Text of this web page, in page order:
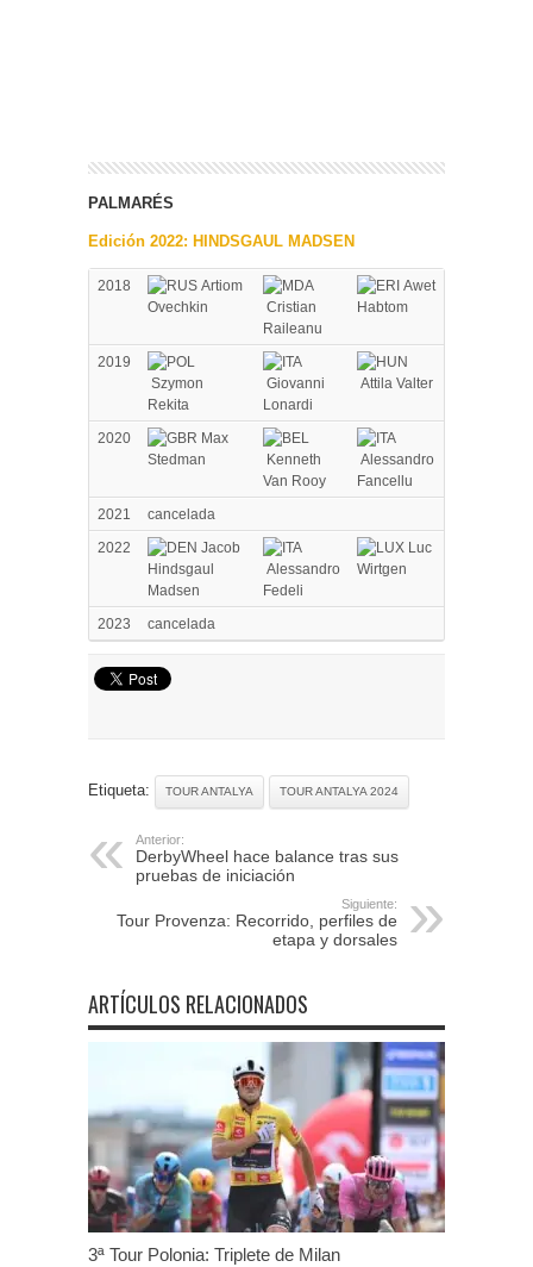
PALMARÉS
Edición 2022: HINDSGAUL MADSEN
2018
Artiom
Ovechkin
Cristian
Raileanu
Awet
Habtom
2019
Szymon
Rekita
Giovanni
Lonardi
Attila Valter
2020
Max
Stedman
Kenneth
Van Rooy
Alessandro
Fancellu
2021
cancelada
2022
Jacob
Hindsgaul
Madsen
Alessandro
Fedeli
Luc
Wirtgen
2023 cancelada
Etiqueta: TOUR ANTALYA TOUR ANTALYA 2024
Anterior:
DerbyWheel hace balance tras sus
pruebas de iniciación
Siguiente:
Tour Provenza: Recorrido, perfiles de
etapa y dorsales
ARTÍCULOS RELACIONADOS
3ª Tour Polonia: Triplete de Milan